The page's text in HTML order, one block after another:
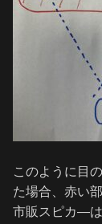
このように目
た場合、赤い
市販スピカ―